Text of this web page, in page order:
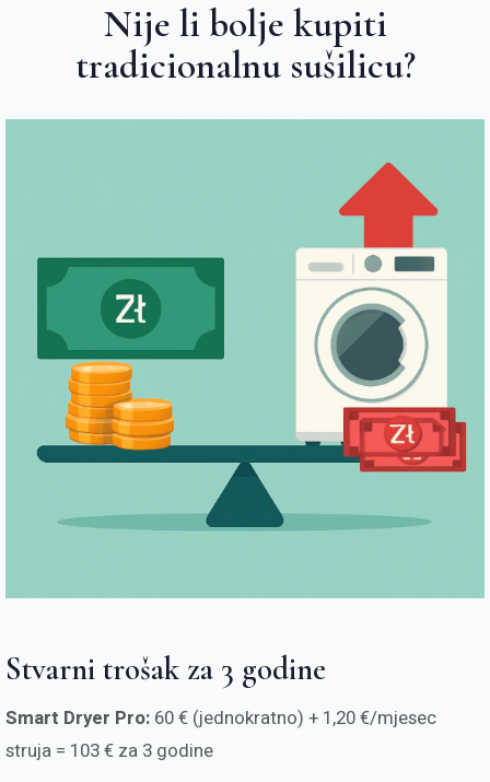
Nije li bolje kupiti
tradicionalnu sušilicu?
Stvarni trošak za 3 godine
Smart Dryer Pro: 60 € (jednokratno) + 1,20 €/mjesec
struja = 103 € za 3 godine